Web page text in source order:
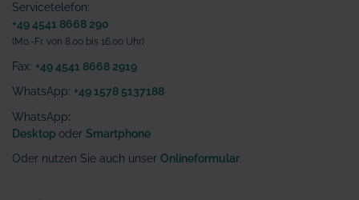
Servicetelefon:
+49 4541 8668 290
(Mo.-Fr. von 8.00 bis 16.00 Uhr)
Fax: +49 4541 8668 2919
WhatsApp: +49 1578 5137188
WhatsApp:
Desktop oder Smartphone
Oder nutzen Sie auch unser Onlineformular